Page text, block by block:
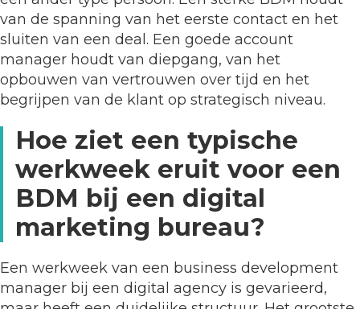
van de spanning van het eerste contact en het
sluiten van een deal. Een goede account
manager houdt van diepgang, van het
opbouwen van vertrouwen over tijd en het
begrijpen van de klant op strategisch niveau.
Hoe ziet een typische
werkweek eruit voor een
BDM bij een digital
marketing bureau?
Een werkweek van een business development
manager bij een digital agency is gevarieerd,